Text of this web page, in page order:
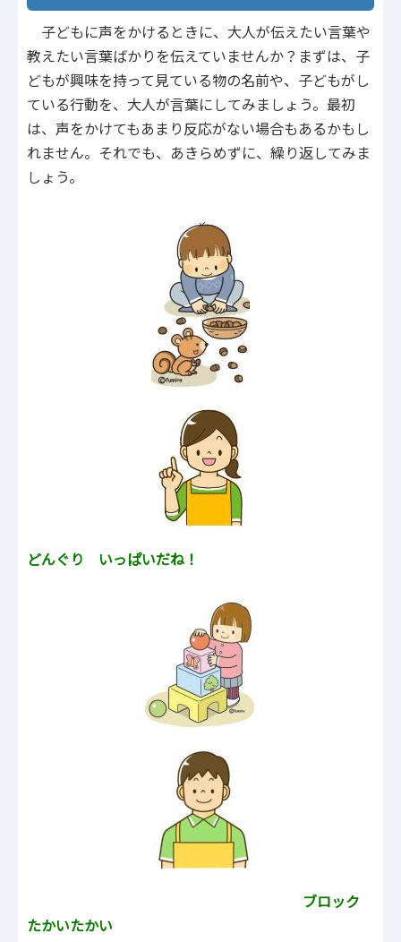
子どもに声をかけるときに、大人が伝えたい言葉や
教えたい言葉ばかりを伝えていませんか？まずは、子
どもが興味を持って見ている物の名前や、子どもがし
ている行動を、大人が言葉にしてみましょう。最初
は、声をかけてもあまり反応がない場合もあるかもし
れません。それでも、あきらめずに、繰り返してみま
しょう。
どんぐり いっぱいだね！
ブロック
たかいたかい